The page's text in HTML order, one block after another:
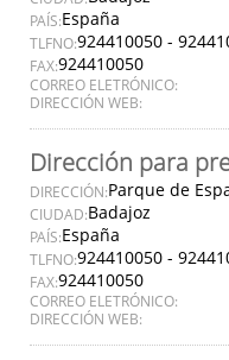
PAÍS:España
TLFNO:924410050 -
FAX:924410050
CORREO ELETRÓNICO:
DIRECCIÓN WEB:
Dirección para
DIRECCIÓN:Parque de
CIUDAD:Badajoz
PAÍS:España
TLFNO:924410050 -
FAX:924410050
CORREO ELETRÓNICO:
DIRECCIÓN WEB: